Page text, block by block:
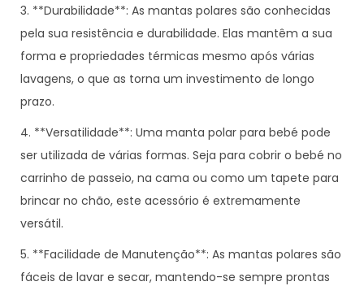
3. **Durabilidade**: As mantas polares são conhecidas
pela sua resistência e durabilidade. Elas mantêm a sua
forma e propriedades térmicas mesmo após várias
lavagens, o que as torna um investimento de longo
prazo.
4. **Versatilidade**: Uma manta polar para bebé pode
ser utilizada de várias formas. Seja para cobrir o bebé no
carrinho de passeio, na cama ou como um tapete para
brincar no chão, este acessório é extremamente
versátil.
5. **Facilidade de Manutenção**: As mantas polares são
fáceis de lavar e secar, mantendo-se sempre prontas